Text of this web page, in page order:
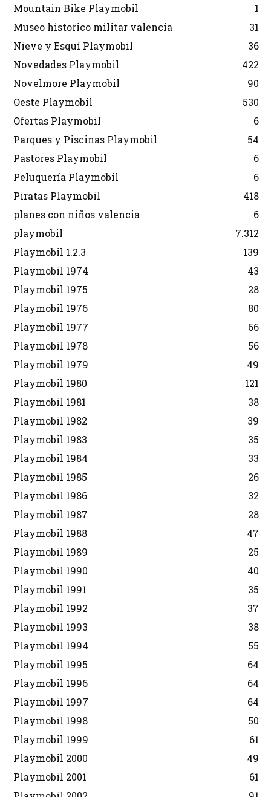
Mountain Bike Playmobil
1
Museo historico militar valencia
31
Nieve y Esquí Playmobil
36
Novedades Playmobil
422
Novelmore Playmobil
90
Oeste Playmobil
530
Ofertas Playmobil
6
Parques y Piscinas Playmobil
54
Pastores Playmobil
6
Peluquería Playmobil
6
Piratas Playmobil
418
planes con niños valencia
6
playmobil
7.312
Playmobil 1.2.3
139
Playmobil 1974
43
Playmobil 1975
28
Playmobil 1976
80
Playmobil 1977
66
Playmobil 1978
56
Playmobil 1979
49
Playmobil 1980
121
Playmobil 1981
38
Playmobil 1982
39
Playmobil 1983
35
Playmobil 1984
33
Playmobil 1985
26
Playmobil 1986
32
Playmobil 1987
28
Playmobil 1988
47
Playmobil 1989
25
Playmobil 1990
40
Playmobil 1991
35
Playmobil 1992
37
Playmobil 1993
38
Playmobil 1994
55
Playmobil 1995
64
Playmobil 1996
64
Playmobil 1997
64
Playmobil 1998
50
Playmobil 1999
61
Playmobil 2000
49
Playmobil 2001
61